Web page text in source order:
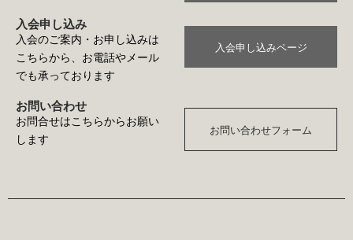
入会申し込み
入会のご案内・お申し込みは
こちらから、お電話やメール
でも承っております
入会申し込みページ
お問い合わせ
お問合せはこちらからお願い
します
お問い合わせフォーム